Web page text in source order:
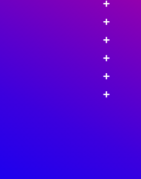
+
+
+
+
+
+